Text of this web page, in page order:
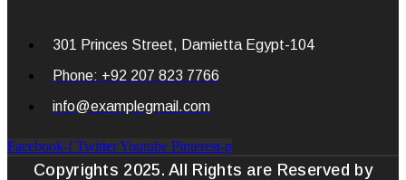
301 Princes Street, Damietta Egypt-104
Phone: +92 207 823 7766
info@examplegmail.com
Facebook-f TwitterYoutube Pinterest-p
Copyrights 2025. All Rights are Reserved by